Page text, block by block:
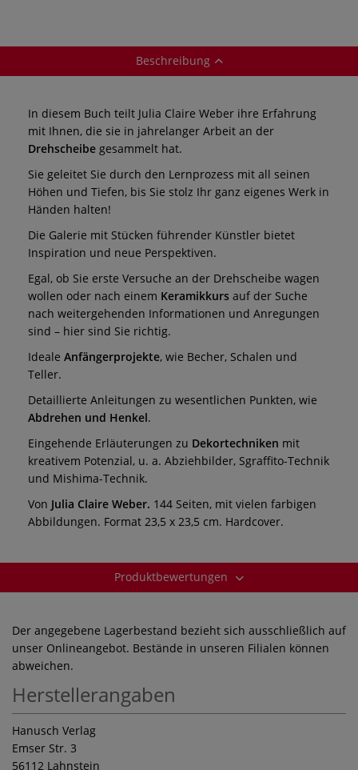
Beschreibung
In diesem Buch teilt Julia Claire Weber ihre Erfahrung
mit Ihnen, die sie in jahrelanger Arbeit an der
Drehscheibe gesammelt hat.
Sie geleitet Sie durch den Lernprozess mit all seinen
Höhen und Tiefen, bis Sie stolz Ihr ganz eigenes Werk in
Händen halten!
Die Galerie mit Stücken führender Künstler bietet
Inspiration und neue Perspektiven.
Egal, ob Sie erste Versuche an der Drehscheibe wagen
wollen oder nach einem Keramikkurs auf der Suche
nach weitergehenden Informationen und Anregungen
sind – hier sind Sie richtig.
Ideale Anfängerprojekte, wie Becher, Schalen und
Teller.
Detaillierte Anleitungen zu wesentlichen Punkten, wie
Abdrehen und Henkel.
Eingehende Erläuterungen zu Dekortechniken mit
kreativem Potenzial, u. a. Abziehbilder, Sgraffito-Technik
und Mishima-Technik.
Von Julia Claire Weber. 144 Seiten, mit vielen farbigen
Abbildungen. Format 23,5 x 23,5 cm. Hardcover.
Produktbewertungen
Der angegebene Lagerbestand bezieht sich ausschließlich auf
unser Onlineangebot. Bestände in unseren Filialen können
abweichen.
Herstellerangaben
Hanusch Verlag
Emser Str. 3
56112 Lahnstein